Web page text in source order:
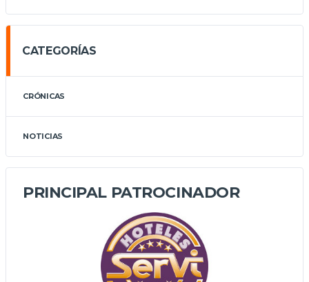
CATEGORÍAS
CRÓNICAS
NOTICIAS
PRINCIPAL PATROCINADOR